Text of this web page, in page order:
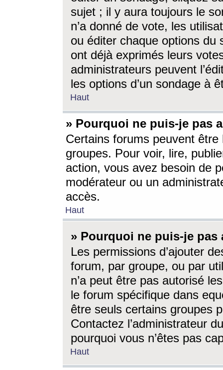
sujet ; il y aura toujours le
n’a donné de vote, les
ou éditer chaque options du
ont déjà exprimés leurs
administrateurs peuvent
les options d’un sondage à
Haut
» Pourquoi ne puis-je pas
Certains forums peuvent être
groupes. Pour voir, lire,
action, vous avez besoin de
modérateur ou un
accès.
Haut
» Pourquoi ne puis-je
Les permissions d’ajouter
forum, par groupe, ou par
n’a peut être pas autorisé
le forum spécifique dans
être seuls certains groupes
Contactez l’administrateur
pourquoi vous n’êtes pas
Haut